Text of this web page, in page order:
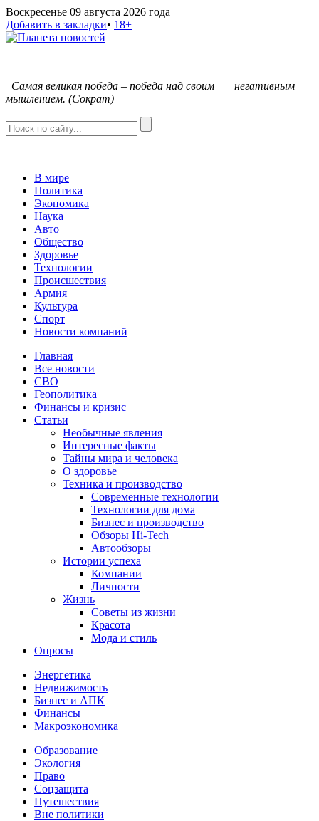
Воскресенье 09 августа 2026 года
Добавить в закладки• 18+
Самая великая победа – победа над своим негативным
мышлением. (Сократ)
В мире
Политика
Экономика
Наука
Авто
Общество
Здоровье
Технологии
Происшествия
Армия
Культура
Спорт
Новости компаний
Главная
Все новости
СВО
Геополитика
Финансы и кризис
Статьи
Необычные явления
Интересные факты
Тайны мира и человека
О здоровье
Техника и производство
Современные технологии
Технологии для дома
Бизнес и производство
Обзоры Hi-Tech
Автообзоры
Истории успеха
Компании
Личности
Жизнь
Советы из жизни
Красота
Мода и стиль
Опросы
Энергетика
Недвижимость
Бизнес и АПК
Финансы
Макроэкономика
Образование
Экология
Право
Соцзащита
Путешествия
Вне политики